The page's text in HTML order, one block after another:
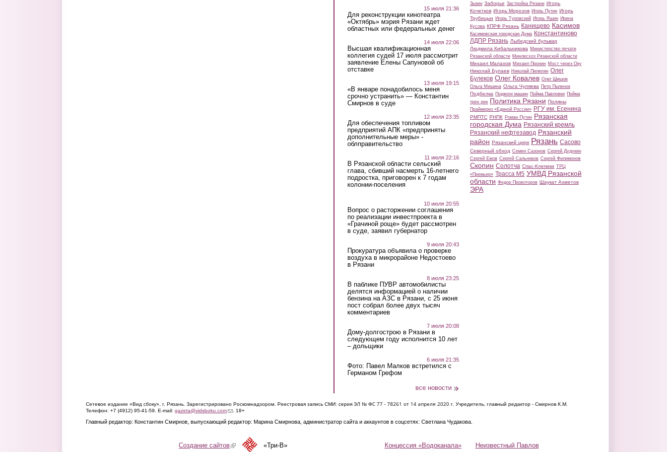
15 июля 21:36
Для реконструкции кинотеатра
«Октябрь» мэрия Рязани ждет
областных или федеральных денег
14 июля 22:06
Высшая квалификационная
коллегия судей 17 июля рассмотрит
заявление Елены Сапуновой об
отставке
13 июля 19:15
«В январе понадобилось меня
срочно устранить» — Константин
Смирнов в суде
12 июля 23:35
Для обеспечения топливом
предприятий АПК «предприняты
дополнительные меры» -
облправительство
11 июля 22:16
В Рязанской области сельский
глава, сбивший насмерть 16-летнего
подростка, приговорен к 7 годам
колонии-поселения
10 июля 20:55
Вопрос о расторжении соглашения
по реализации инвестпроекта в
«Грачиной роще» будет рассмотрен
в суде, заявил губернатор
9 июля 20:43
Прокуратура объявила о проверке
воздуха в микрорайоне Недостоево
в Рязани
8 июля 23:25
В паблике ПУВР автомобилисты
делятся информацией о наличии
бензина на АЗС в Рязани, с 25 июня
пост собрал более двух тысяч
комментариев
7 июля 20:08
Дому-долгострою в Рязани в
следующем году исполнится 10 лет
– дольщики
6 июля 21:35
Фото: Павел Малков встретился с
Германом Грефом
все новости
Зызин Заборье Застройка Рязани Игорь
Кочетков Игорь Морозов Игорь Путин Игорь
Трубицын Игорь Туровский Игорь Яшин Ирина
Кусова КПРФ Рязань Канищево Касимов
Касимовская городская Дума Константиново
ЛДПР Рязань Лыбедский бульвар
Людмила Кибальникова Министерство печати
Рязанской области Минлесхоз Рязанской области
Михаил Малахов Михаил Пронин Мост через Оку
Николай Булаев Николай Пилюгин Олег
Булеков Олег Ковалев Олег Шишов
Ольга Мишина Ольга Чуляева Петр Пыленок
Подбелка Поджоги машин Пойма Павловки Пойма
трех рек Политика Рязани Поляны
Праймериз «Единой России» РГУ им. Есенина
РМПТС РНПК Роман Путин Рязанская
городская Дума Рязанский кремль
Рязанский нефтезавод Рязанский
район Рязанский цирк Рязань Сасово
Северный обход Семен Сазонов Сергей Дудукин
Сергей Ежов Сергей Сальников Сергей Филимонов
Скопин Солотча Спас-Клепики ТРЦ
«Премьер» Трасса М5 УМВД Рязанской
области Федор Провоторов Шаукат Ахметов
ЭРА
Сетевое издание «Вид сбоку», г. Рязань. Зарегистрировано Роскомнадзором. Реестровая запись СМИ: серия ЭЛ № ФС 77 - 78261 от 14 апреля 2020 г. Учредитель, главный редактор - Смирнов К.М.
Телефон: +7 (4912) 95-41-59. E-mail: gazeta@vidsboku.com(link sends e-mail)
. 18+
Главный редактор: Константин Смирнов, выпускающий редактор: Марина Смирнова, администратор сайта и аккаунтов в соцсетях: Светлана Чудакова.
Концессия «Водоканала» Неизвестный Павлов
Создание сайтов(link is external)«Три-В»